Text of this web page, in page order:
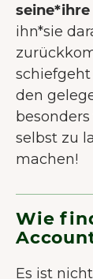
ihn*sie
den
selbst zu
machen!
Wie
Es ist